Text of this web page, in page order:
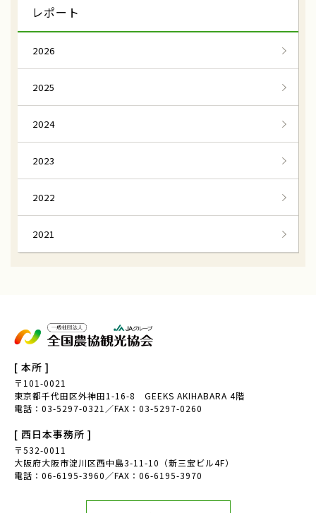
援農
奈良県
日本農業検定 食育体験
お米の作り方
ふるさと体験交流
大地の恵み 国府にんじん
難波葱
なにわの伝統野菜
田舎でいいね食育探訪 紅大根
ケンケン鰹
伝統漁法刺し網 すさみ町
レポート
2026
2025
2024
2023
2022
2021
[ 本所 ]
〒101-0021
東京都千代田区外神田1-16-8 GEEKS AKIHABARA 4階
電話：03-5297-0321／FAX：03-5297-0260
[ 西日本事務所 ]
〒532-0011
大阪府大阪市淀川区西中島3-11-10（新三宝ビル4F）
電話：06-6195-3960／FAX：06-6195-3970